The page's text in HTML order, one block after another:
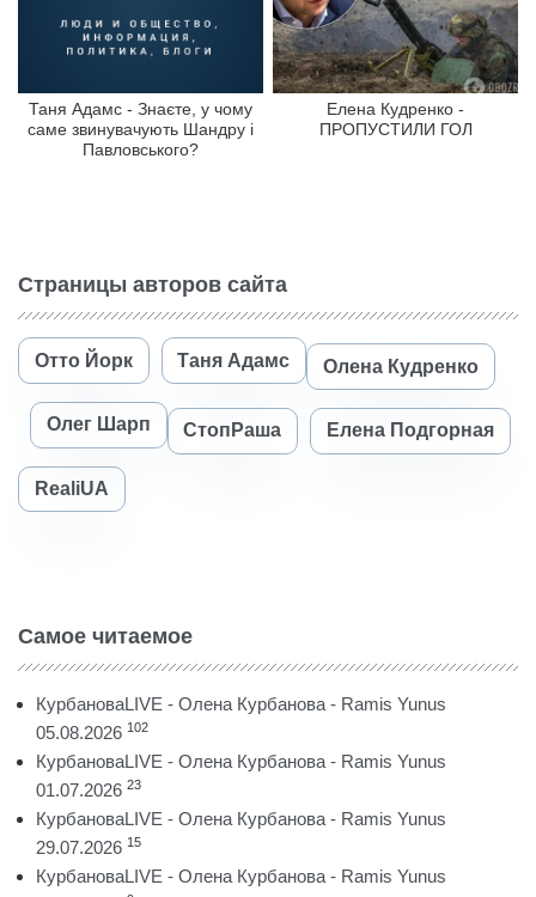
Таня Адамс - Знаєте, у чому
саме звинувачують Шандру і
Павловського?
Елена Кудренко -
ПРОПУСТИЛИ ГОЛ
Страницы авторов сайта
Отто Йорк Таня Адамс Олена Кудренко
Олег Шарп СтопРаша Елена Подгорная
RealiUA
Самое читаемое
КурбановаLIVE - Олена Курбанова - Ramis Yunus
05.08.2026 102
КурбановаLIVE - Олена Курбанова - Ramis Yunus
01.07.2026 23
КурбановаLIVE - Олена Курбанова - Ramis Yunus
29.07.2026 15
КурбановаLIVE - Олена Курбанова - Ramis Yunus